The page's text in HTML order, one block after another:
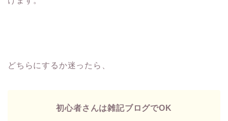
どちらにするか迷ったら、
初心者さんは雑記ブログでOK